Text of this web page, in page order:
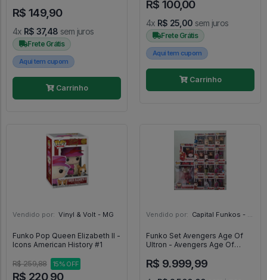
R$ 149,90
4x R$ 37,48 sem juros
Frete Grátis
Aqui tem cupom
Carrinho
R$ 100,00
4x R$ 25,00 sem juros
Frete Grátis
Aqui tem cupom
Carrinho
Vendido por: Vinyl & Volt - MG
Funko Pop Queen Elizabeth II -
Icons American History #1
R$ 259,88 15% OFF
R$ 220,90
Vendido por: Capital Funkos - DF
Funko Set Avengers Age Of
Ultron - Avengers Age Of
R$ 9.999,99